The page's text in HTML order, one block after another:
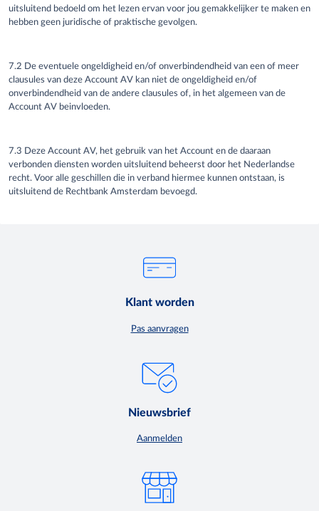
uitsluitend bedoeld om het lezen ervan voor jou gemakkelijker te maken en
hebben geen juridische of praktische gevolgen.
7.2 De eventuele ongeldigheid en/of onverbindendheid van een of meer
clausules van deze Account AV kan niet de ongeldigheid en/of
onverbindendheid van de andere clausules of, in het algemeen van de
Account AV beinvloeden.
7.3 Deze Account AV, het gebruik van het Account en de daaraan
verbonden diensten worden uitsluitend beheerst door het Nederlandse
recht. Voor alle geschillen die in verband hiermee kunnen ontstaan, is
uitsluitend de Rechtbank Amsterdam bevoegd.
Klant worden
Pas aanvragen
Nieuwsbrief
Aanmelden